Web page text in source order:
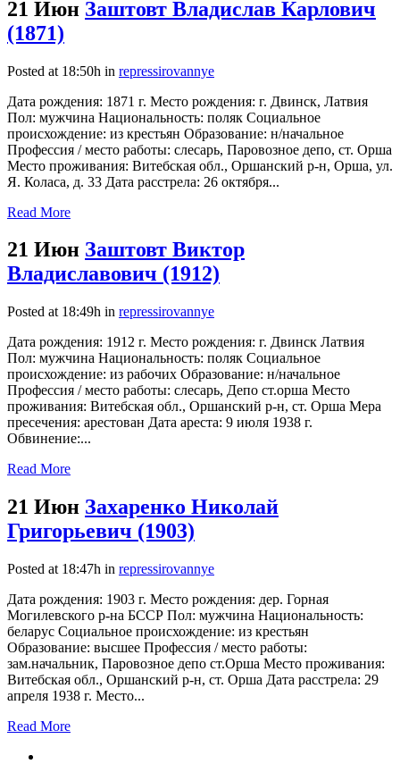
21 Июн Заштовт Владислав Карлович
(1871)
Posted at 18:50h in repressirovannye
Дата рождения: 1871 г. Место рождения: г. Двинск, Латвия
Пол: мужчина Национальность: поляк Социальное
происхождение: из крестьян Образование: н/начальное
Профессия / место работы: слесарь, Паровозное депо, ст. Орша
Место проживания: Витебская обл., Оршанский р-н, Орша, ул.
Я. Коласа, д. 33 Дата расстрела: 26 октября...
Read More
21 Июн Заштовт Виктор
Владиславович (1912)
Posted at 18:49h in repressirovannye
Дата рождения: 1912 г. Место рождения: г. Двинск Латвия
Пол: мужчина Национальность: поляк Социальное
происхождение: из рабочих Образование: н/начальное
Профессия / место работы: слесарь, Депо ст.орша Место
проживания: Витебская обл., Оршанский р-н, ст. Орша Мера
пресечения: арестован Дата ареста: 9 июля 1938 г.
Обвинение:...
Read More
21 Июн Захаренко Николай
Григорьевич (1903)
Posted at 18:47h in repressirovannye
Дата рождения: 1903 г. Место рождения: дер. Горная
Могилевского р-на БССР Пол: мужчина Национальность:
беларус Социальное происхождение: из крестьян
Образование: высшее Профессия / место работы:
зам.начальник, Паровозное депо ст.Орша Место проживания:
Витебская обл., Оршанский р-н, ст. Орша Дата расстрела: 29
апреля 1938 г. Место...
Read More